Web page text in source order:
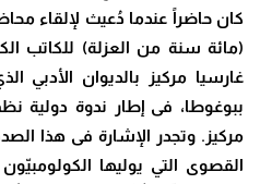
كان حاضراً عندما دُعيث لإلقاء
(مائة سنة من العزلة) للكاتب
غارسيا مركيز بالديوان الأدبي
ببوغوطا، فى إطار ندوة دولية
مركيز. وتجدر الإشارة فى هذا
القصوى التي يوليها